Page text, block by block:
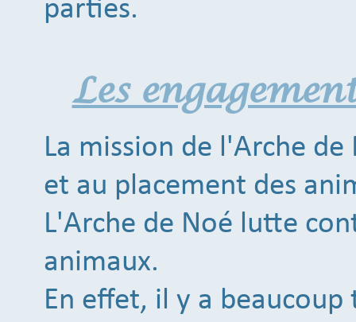
parties.
Les
La mission de l'Arche
et au placement des
L'Arche de Noé lutte
animaux.
En effet, il y a